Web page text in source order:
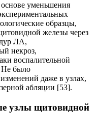
уменьшения
образцы,
железы через
ЛА,
некроз,
воспалительной
Не было
даже в узлах,
абляции [53].
узлы щитовидной